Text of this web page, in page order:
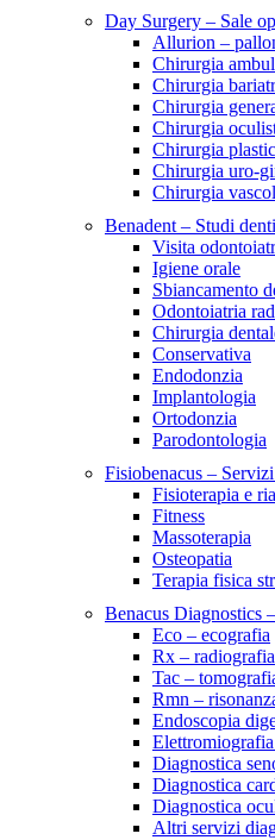
Day Surgery – Sale
Allurion –
Chirurgia
Chirurgia
Chirurgia
Chirurgia
Chirurgia
Chirurgia uro-
Chirurgia
Benadent – Studi
Visita
Igiene orale
Sbiancamento
Odontoiatria
Chirurgia
Conservativa
Endodonzia
Implantologia
Ortodonzia
Parodontologia
Fisiobenacus –
Fisioterapia e
Fitness
Massoterapia
Osteopatia
Terapia fisica
Benacus Diagnostics
Eco – ecografia
Rx – radiografia
Tac –
Rmn –
Endoscopia
Diagnostica
Diagnostica
Diagnostica
Altri servizi